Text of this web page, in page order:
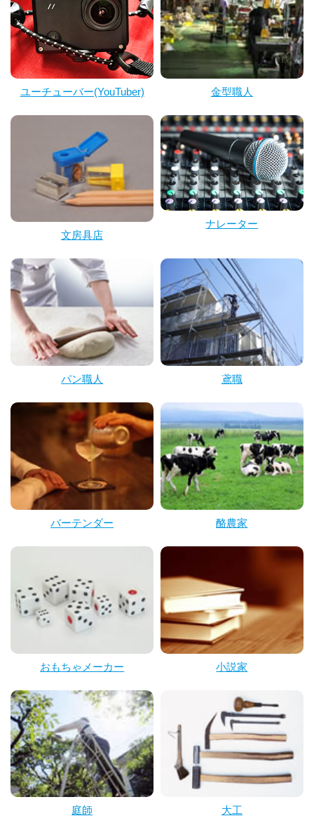
ユーチューバー(YouTuber) 金型職人
文房具店
ナレーター
パン職人 鳶職
バーテンダー 酪農家
おもちゃメーカー 小説家
庭師 大工